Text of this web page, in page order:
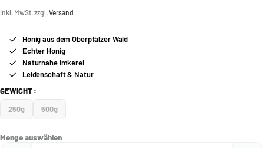
inkl. MwSt. zzgl.Versand
Honig aus dem Oberpfälzer Wald
Echter Honig
Naturnahe Imkerei
Leidenschaft & Natur
GEWICHT
250g
500g
Menge auswählen